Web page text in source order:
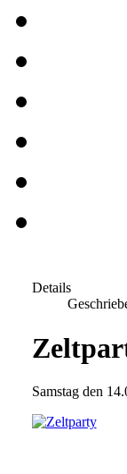
Details
Samstag den
Es geht